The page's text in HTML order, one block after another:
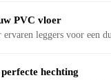
PVC vloer
leggers voor een
hechting